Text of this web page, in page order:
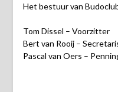
Het bestuur van
Tom Dissel – Voorzitter
Bert van Rooij –
Pascal van Oers –